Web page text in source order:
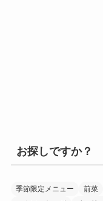
お探しですか？
季節限定メニュー 前菜